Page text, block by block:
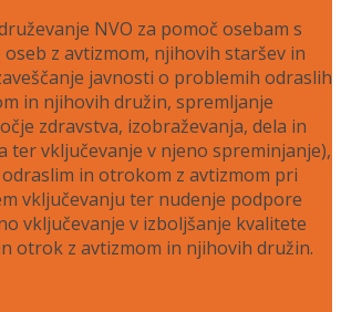
NVO za pomoč osebam s
oseb z avtizmom, njihovih staršev in
javnosti o problemih odraslih
in njihovih družin, spremljanje
zdravstva, izobraževanja, dela in
ter vključevanje v njeno spreminjanje),
in otrokom z avtizmom pri
vključevanju ter nudenje podpore
vključevanje v izboljšanje kvalitete
otrok z avtizmom in njihovih družin.